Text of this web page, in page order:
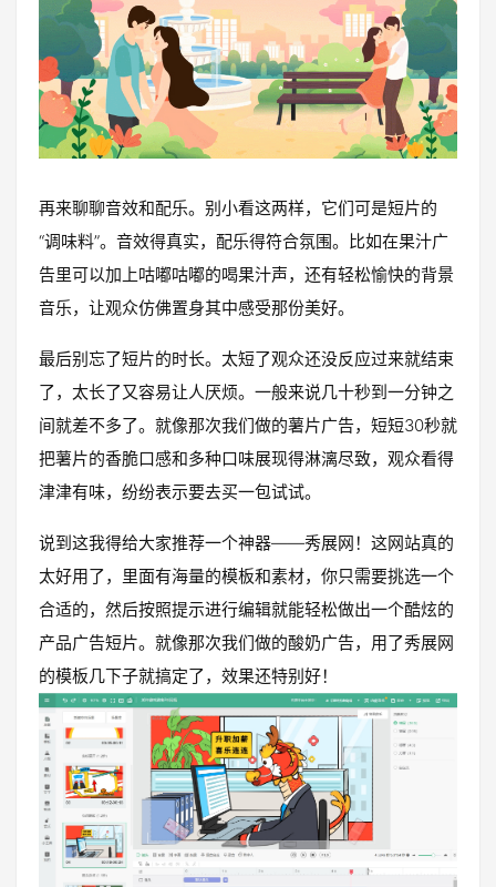
再来聊聊音效和配乐。别小看这两样，它们可是短片的
“调味料”。音效得真实，配乐得符合氛围。比如在果汁广
告里可以加上咕嘟咕嘟的喝果汁声，还有轻松愉快的背景
音乐，让观众仿佛置身其中感受那份美好。
最后别忘了短片的时长。太短了观众还没反应过来就结束
了，太长了又容易让人厌烦。一般来说几十秒到一分钟之
间就差不多了。就像那次我们做的薯片广告，短短30秒就
把薯片的香脆口感和多种口味展现得淋漓尽致，观众看得
津津有味，纷纷表示要去买一包试试。
说到这我得给大家推荐一个神器——秀展网！这网站真的
太好用了，里面有海量的模板和素材，你只需要挑选一个
合适的，然后按照提示进行编辑就能轻松做出一个酷炫的
产品广告短片。就像那次我们做的酸奶广告，用了秀展网
的模板几下子就搞定了，效果还特别好！